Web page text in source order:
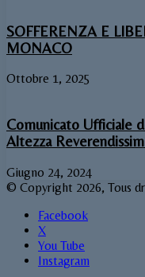
SOFFERENZA E
MONACO
Ottobre 1, 2025
Comunicato Ufficiale
Altezza
Giugno 24, 2024
© Copyright 2026, Tous
Facebook
X
You Tube
Instagram